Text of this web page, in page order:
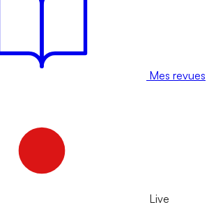
Mes revues
Live